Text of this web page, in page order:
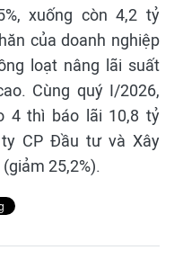
xuống còn 4,2 tỷ
của doanh nghiệp
loạt nâng lãi suất
Cùng quý I/2026,
4 thì báo lãi 10,8 tỷ
ty CP Đầu tư và Xây
25,2%).